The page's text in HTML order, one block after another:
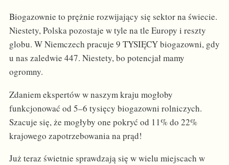
Biogazownie to prężnie rozwijający się sektor na świecie.
Niestety, Polska pozostaje w tyle na tle Europy i reszty
globu. W Niemczech pracuje 9 TYSIĘCY biogazowni, gdy
u nas zaledwie 447. Niestety, bo potencjał mamy
ogromny.
Zdaniem ekspertów w naszym kraju mogłoby
funkcjonować od 5–6 tysięcy biogazowni rolniczych.
Szacuje się, że mogłyby one pokryć od 11% do 22%
krajowego zapotrzebowania na prąd!
Już teraz świetnie sprawdzają się w wielu miejscach w